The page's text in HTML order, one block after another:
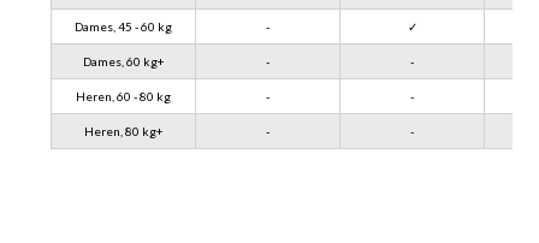
Dames, 45 - 60 kg - ✓
Dames, 60 kg+ - -
Heren, 60 - 80 kg - -
Heren, 80 kg+ - -